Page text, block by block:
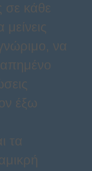
σε κάθε
να
έξω
τα